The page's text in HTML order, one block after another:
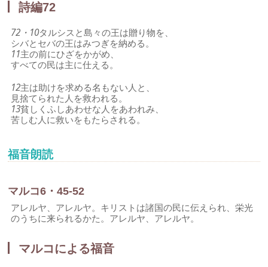
詩編72
72・10タルシスと島々の王は贈り物を、
シバとセバの王はみつぎを納める。
11主の前にひざをかがめ、
すべての民は主に仕える。
12主は助けを求める名もない人と、
見捨てられた人を救われる。
13貧しくふしあわせな人をあわれみ、
苦しむ人に救いをもたらされる。
福音朗読
マルコ6・45-52
アレルヤ、アレルヤ。キリストは諸国の民に伝えられ、栄光
のうちに来られるかた。アレルヤ、アレルヤ。
マルコによる福音